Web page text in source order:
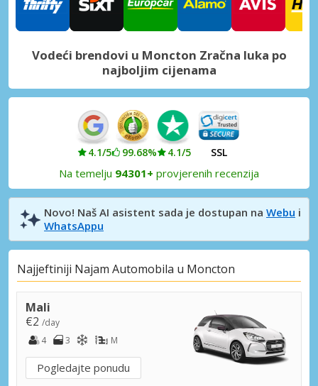
Vodeći brendovi u Moncton Zračna luka po
najboljim cijenama
4.1/5 99.68% 4.1/5 SSL
Na temelju 94301+ provjerenih recenzija
Novo! Naš AI asistent sada je dostupan na Webu i
WhatsAppu
Najjeftiniji Najam Automobila u Moncton
Mali
€2 /day
4
3 M
Pogledajte ponudu